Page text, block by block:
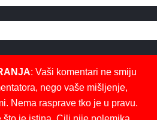
: Vaši komentari ne smiju
nego vaše mišljenje,
Nema rasprave tko je u pravu.